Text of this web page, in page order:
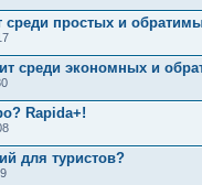
простых и
среди экономных и
Rapida+!
для туристов?